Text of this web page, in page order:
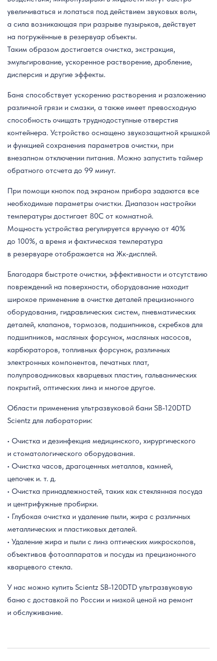
увеличиваться и лопаться под действием звуковых волн,
а сила возникающая при разрыве пузырьков, действует
на погружённые в резервуар объекты.
Таким образом достигается очистка, экстракция,
эмульгирование, ускоренное растворение, дробление,
дисперсия и другие эффекты.
Баня способствует ускорению растворения и разложению
различной грязи и смазки, а также имеет превосходную
способность очищать труднодоступные отверстия
контейнера. Устройство оснащено звукозащитной крышкой
и функцией сохранения параметров очистки, при
внезапном отключении питания. Можно запустить таймер
обратного отсчета до 99 минут.
При помощи кнопок под экраном прибора задаются все
необходимые параметры очистки. Диапазон настройки
температуры достигает 80C от комнатной.
Мощность устройства регулируется вручную от 40%
до 100%, а время и фактическая температура
в резервуаре отображается на Жк-дисплей.
Благодаря быстроте очистки, эффективности и отсутствию
повреждений на поверхности, оборудование находит
широкое применение в очистке деталей прецизионного
оборудования, гидравлических систем, пневматических
деталей, клапанов, тормозов, подшипников, скребков для
подшипников, масляных форсунок, масляных насосов,
карбюраторов, топливных форсунок, различных
электронных компонентов, печатных плат,
полупроводниковых кварцевых пластин, гальванических
покрытий, оптических линз и многое другое.
Области применения ультразвуковой бани SB-120DTD
Scientz для лаборатории:
• Очистка и дезинфекция медицинского, хирургического
и стоматологического оборудования.
• Очистка часов, драгоценных металлов, камней,
цепочек и. т. д.
• Очистка принадлежностей, таких как стеклянная посуда
и центрифужные пробирки.
• Глубокая очистка и удаление пыли, жира с различных
металлических и пластиковых деталей.
• Удаление жира и пыли с линз оптических микроскопов,
объективов фотоаппаратов и посуды из прецизионного
кварцевого стекла.
У нас можно купить Scientz SB-120DTD ультразвуковую
баню с доставкой по России и низкой ценой на ремонт
и обслуживание.